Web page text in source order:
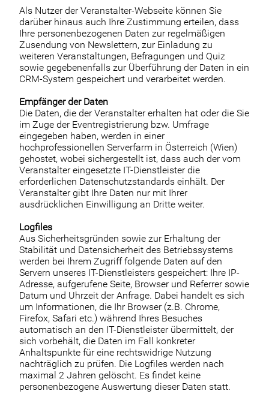
Als Nutzer der Veranstalter-Webseite können Sie
darüber hinaus auch Ihre Zustimmung erteilen, dass
Ihre personenbezogenen Daten zur regelmäßigen
Zusendung von Newslettern, zur Einladung zu
weiteren Veranstaltungen, Befragungen und Quiz
sowie gegebenenfalls zur Überführung der Daten in ein
CRM-System gespeichert und verarbeitet werden.
Empfänger der Daten
Die Daten, die der Veranstalter erhalten hat oder die Sie
im Zuge der Eventregistrierung bzw. Umfrage
eingegeben haben, werden in einer
hochprofessionellen Serverfarm in Österreich (Wien)
gehostet, wobei sichergestellt ist, dass auch der vom
Veranstalter eingesetzte IT-Dienstleister die
erforderlichen Datenschutzstandards einhält. Der
Veranstalter gibt Ihre Daten nur mit Ihrer
ausdrücklichen Einwilligung an Dritte weiter.
Logfiles
Aus Sicherheitsgründen sowie zur Erhaltung der
Stabilität und Datensicherheit des Betriebssystems
werden bei Ihrem Zugriff folgende Daten auf den
Servern unseres IT-Dienstleisters gespeichert: Ihre IP-
Adresse, aufgerufene Seite, Browser und Referrer sowie
Datum und Uhrzeit der Anfrage. Dabei handelt es sich
um Informationen, die Ihr Browser (z.B. Chrome,
Firefox, Safari etc.) während Ihres Besuches
automatisch an den IT-Dienstleister übermittelt, der
sich vorbehält, die Daten im Fall konkreter
Anhaltspunkte für eine rechtswidrige Nutzung
nachträglich zu prüfen. Die Logfiles werden nach
maximal 2 Jahren gelöscht. Es findet keine
personenbezogene Auswertung dieser Daten statt.